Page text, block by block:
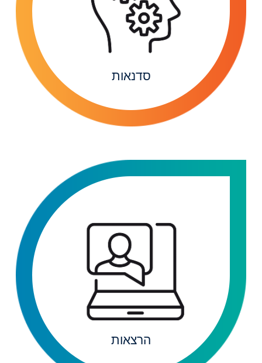
סדנאות
סדנאות
לכל ההכוונות בתחום
הרצאות
הרצאות
לכל ההכוונות בתחום